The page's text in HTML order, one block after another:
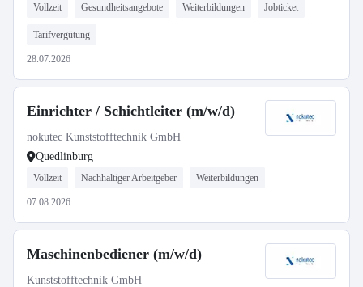
Vollzeit Gesundheitsangebote Weiterbildungen Jobticket
Tarifvergütung
28.07.2026
Einrichter / Schichtleiter (m/w/d)
nokutec Kunststofftechnik GmbH
Quedlinburg
Vollzeit Nachhaltiger Arbeitgeber Weiterbildungen
07.08.2026
Maschinenbediener (m/w/d)
Kunststofftechnik GmbH